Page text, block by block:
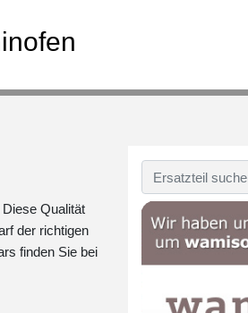
Qualität
der richtigen
finden Sie bei